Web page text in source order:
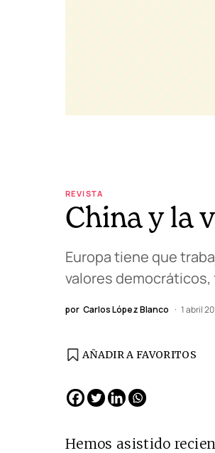
REVISTA
China y la
Europa tiene que
valores
por Carlos López Blanco 1 abril
AÑADIR A FAVORITOS
Hemos asistido